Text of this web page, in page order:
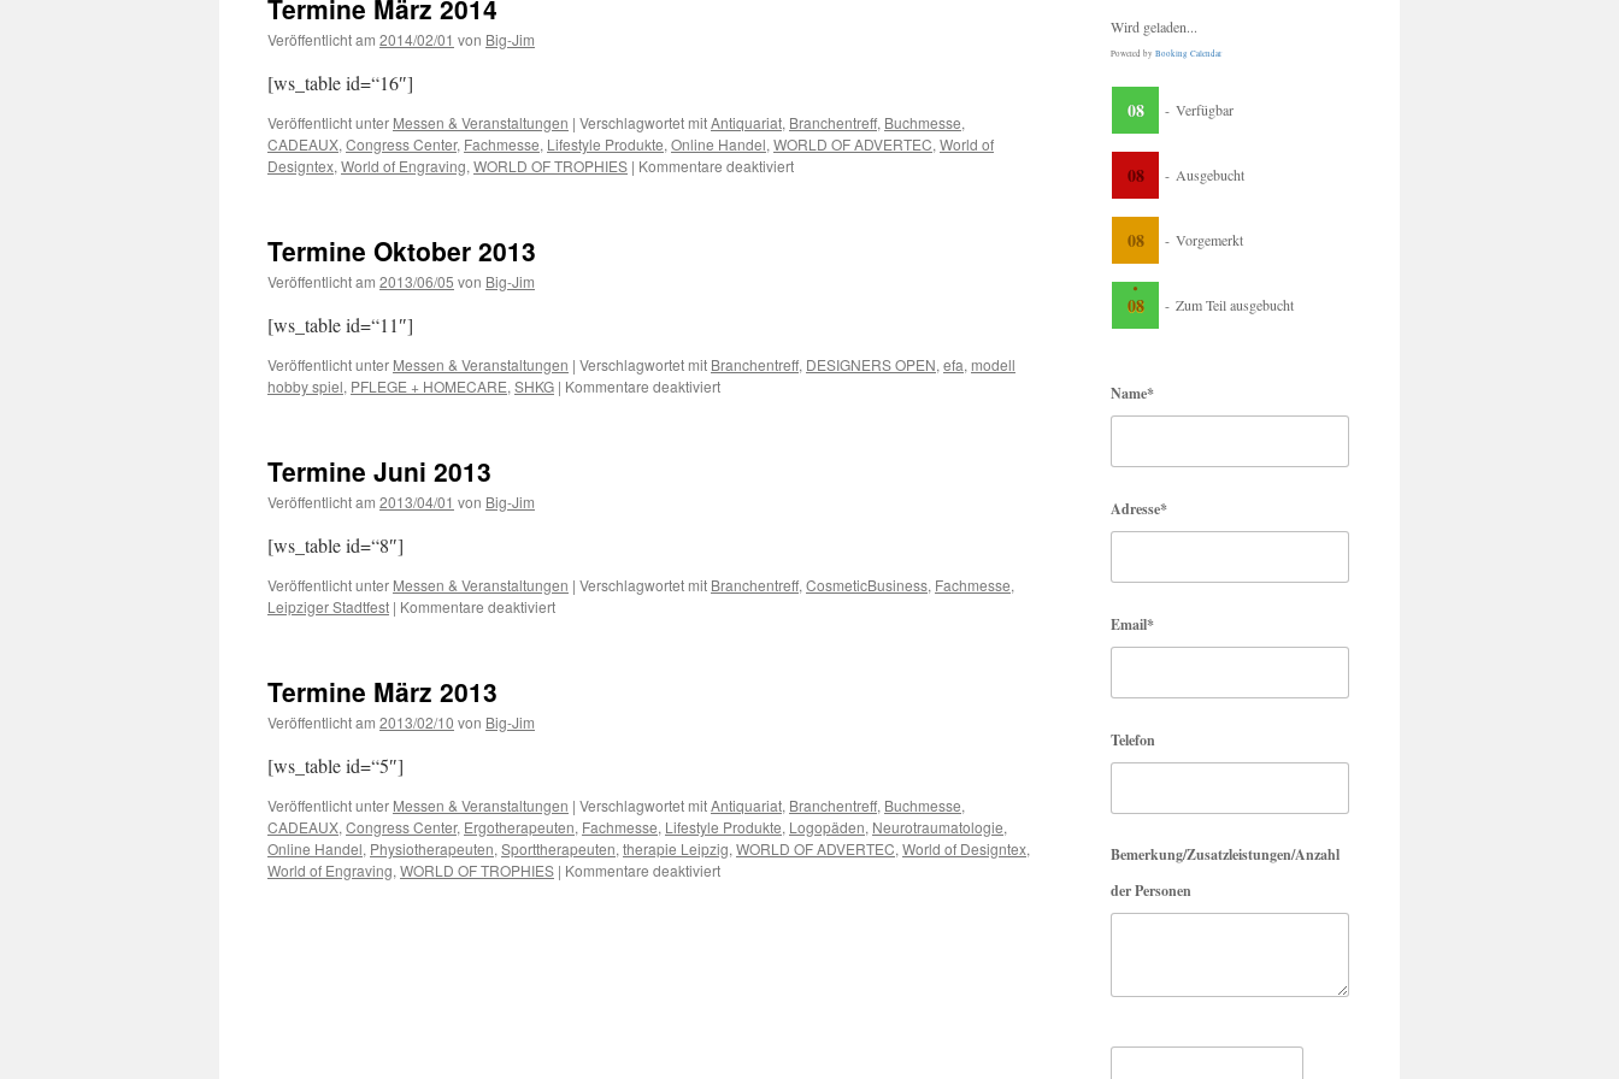
Termine März 2014
Veröffentlicht am 2014/02/01 von Big-Jim
[ws_table id=“16″]
Veröffentlicht unter Messen & Veranstaltungen | Verschlagwortet mitAntiquariat, Branchentreff, Buchmesse,
CADEAUX, Congress Center, Fachmesse, Lifestyle Produkte, Online Handel, WORLD OF ADVERTEC, World of
Designtex, World of Engraving, WORLD OF TROPHIES | Kommentare deaktiviertfür
Termine Oktober 2013
Veröffentlicht am 2013/06/05 von Big-Jim
[ws_table id=“11″]
Veröffentlicht unter Messen & Veranstaltungen | Verschlagwortet mit Branchentreff, DESIGNERS OPEN, efa, modell
hobby spiel, PFLEGE + HOMECARE, SHKG | Kommentare deaktiviertfür
Termine Juni 2013
Veröffentlicht am 2013/04/01 von Big-Jim
[ws_table id=“8″]
Veröffentlicht unter Messen & Veranstaltungen | Verschlagwortet mit Branchentreff, CosmeticBusiness, Fachmesse,
Leipziger Stadtfest | Kommentare deaktiviertfür
Termine März 2013
Veröffentlicht am 2013/02/10 von Big-Jim
[ws_table id=“5″]
Veröffentlicht unter Messen & Veranstaltungen | Verschlagwortet mitAntiquariat, Branchentreff, Buchmesse,
CADEAUX, Congress Center, Ergotherapeuten, Fachmesse, Lifestyle Produkte, Logopäden, Neurotraumatologie,
Online Handel, Physiotherapeuten, Sporttherapeuten, therapie Leipzig, WORLD OF ADVERTEC, World of Designtex,
World of Engraving, WORLD OF TROPHIES | Kommentare deaktiviertfür
Wird geladen...
Powered by Booking Calendar
08 - Verfügbar
08 - Ausgebucht
08 - Vorgemerkt
·
08 - Zum Teil ausgebucht
Name*
Adresse*
Email*
Telefon
Bemerkung/Zusatzleistungen/Anzahl
der Personen